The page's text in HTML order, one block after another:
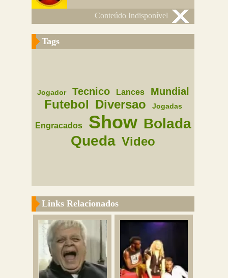
Conteúdo Indisponível
Tags
Jogador Tecnico Lances Mundial
Futebol Diversao Jogadas
Engracados Show Bolada
Queda Video
Links Relacionados